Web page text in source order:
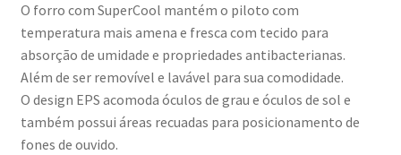
O forro com SuperCool mantém o piloto com
temperatura mais amena e fresca com tecido para
absorção de umidade e propriedades antibacterianas.
Além de ser removível e lavável para sua comodidade.
O design EPS acomoda óculos de grau e óculos de sol e
também possui áreas recuadas para posicionamento de
fones de ouvido.